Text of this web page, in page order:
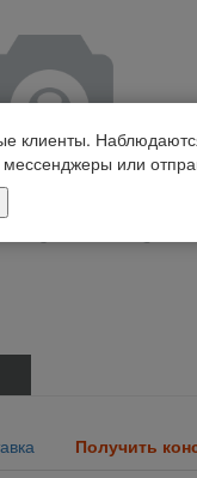
Получить
клиенты.
мессенджеры или